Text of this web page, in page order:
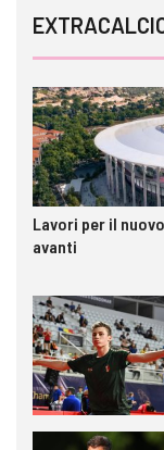
Lavori per il
avanti